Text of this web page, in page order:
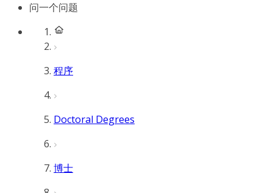
问一个问题
程序
Doctoral Degrees
博士